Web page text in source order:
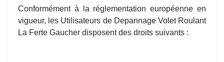
Conformément à la réglementation européenne en
vigueur, les Utilisateurs de Depannage Volet Roulant
La Ferte Gaucher disposent des droits suivants :